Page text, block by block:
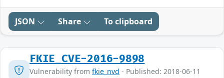
JSON Share To clipboard
FKIE_CVE-2016-9898
Vulnerability from fkie_nvd - Published: 2018-06-11